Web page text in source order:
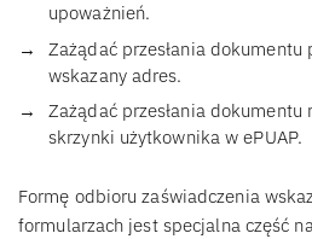
upoważnień.
Zażądać przesłania dokumentu
wskazany adres.
Zażądać przesłania dokumentu
skrzynki użytkownika w ePUAP.
Formę odbioru zaświadczenia
formularzach jest specjalna część